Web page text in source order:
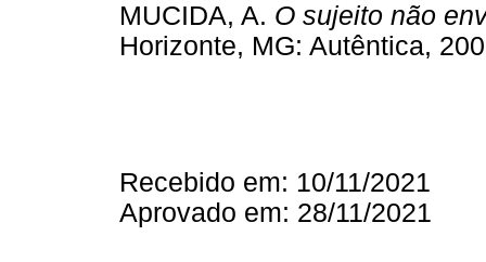
MUCIDA, A. O sujeito não
Horizonte, MG:
Recebido em: 10/11/2021
Aprovado em: 28/11/2021